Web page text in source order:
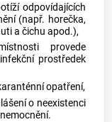
odpovídajících
(např. horečka,
a čichu apod.),
provede
prostředek
opatření,
o neexistenci